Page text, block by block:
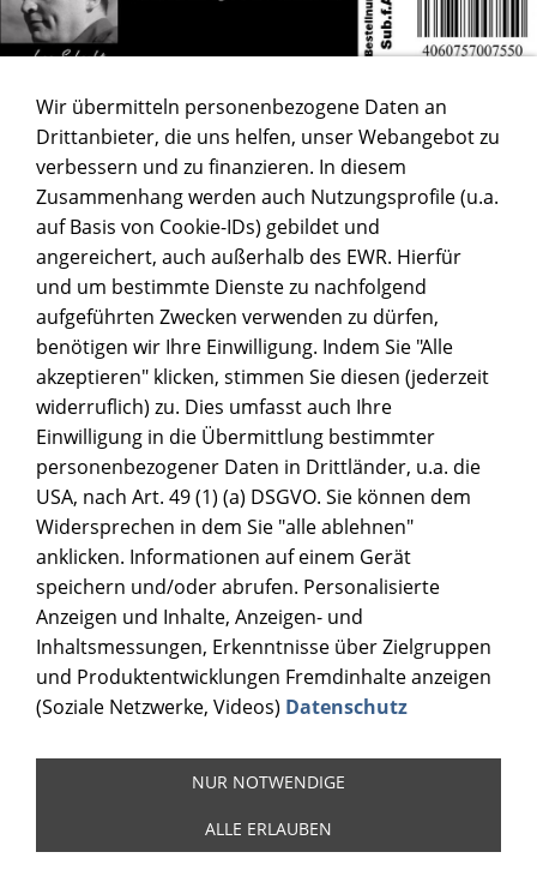
PRESSZEITENKATALOG FÜR
SUBLIAMTIONSARTIKEL
Wir übermitteln personenbezogene Daten an
Drittanbieter, die uns helfen, unser Webangebot zu
verbessern und zu finanzieren. In diesem
Zusammenhang werden auch Nutzungsprofile (u.a.
auf Basis von Cookie-IDs) gebildet und
angereichert, auch außerhalb des EWR. Hierfür
und um bestimmte Dienste zu nachfolgend
aufgeführten Zwecken verwenden zu dürfen,
benötigen wir Ihre Einwilligung. Indem Sie "Alle
akzeptieren" klicken, stimmen Sie diesen (jederzeit
widerruflich) zu. Dies umfasst auch Ihre
Einwilligung in die Übermittlung bestimmter
personenbezogener Daten in Drittländer, u.a. die
USA, nach Art. 49 (1) (a) DSGVO. Sie können dem
Widersprechen in dem Sie "alle ablehnen"
anklicken. Informationen auf einem Gerät
speichern und/oder abrufen. Personalisierte
Anzeigen und Inhalte, Anzeigen- und
Inhaltsmessungen, Erkenntnisse über Zielgruppen
und Produktentwicklungen Fremdinhalte anzeigen
(Soziale Netzwerke, Videos) Datenschutz
NUR NOTWENDIGE
ALLE ERLAUBEN